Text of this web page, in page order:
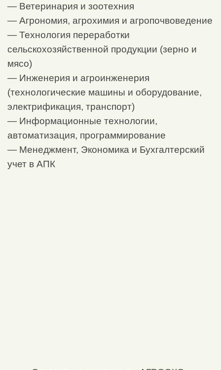
— Ветеринария и зоотехния
— Агрономия, агрохимия и агропочвоведение
— Технология переработки
сельскохозяйственной продукции (зерно и
мясо)
— Инженерия и агроинженерия
(технологические машины и оборудование,
электрификация, транспорт)
— Информационные технологии,
автоматизация, программирование
— Менеджмент, Экономика и Бухгалтерский
учет в АПК